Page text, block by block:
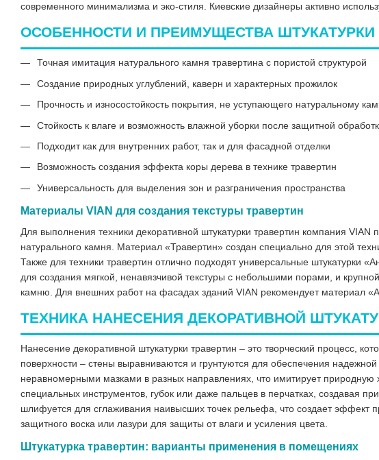
современного минимализма и эко-стиля. Киевские дизайнеры активно
ОСОБЕННОСТИ И ПРЕИМУЩЕСТВА ШТУКАТУРКИ
Точная имитация натурального камня травертина с пористой структурой
Создание природных углублений, каверн и характерных прожилок
Прочность и износостойкость покрытия, не уступающего натуральному
Стойкость к влаге и возможность влажной уборки после защитной
Подходит как для внутренних работ, так и для фасадной отделки
Возможность создания эффекта коры дерева в технике травертин
Универсальность для выделения зон и разграничения пространства
Материалы VIAN для создания текстуры травертин
Для выполнения техники декоративной штукатурки травертин компания
натурального камня. Материал «Травертин» создан специально для этой
Также для техники травертин отлично подходят универсальные штукатурки
для создания мягкой, ненавязчивой текстуры с небольшими порами, и
камню. Для внешних работ на фасадах зданий VIAN рекомендует материал
ТЕХНИКА НАНЕСЕНИЯ ДЕКОРАТИВНОЙ
Нанесение декоративной штукатурки травертин – это творческий процесс,
поверхности – стены выравниваются и грунтуются для обеспечения
неравномерными мазками в разных направлениях, что имитирует
специальных инструментов, губок или даже пальцев в перчатках, создавая
шлифуется для сглаживания наивысших точек рельефа, что создает
защитного воска или лазури для защиты от влаги и усиления цвета.
Штукатурка травертин: варианты применения в помещениях